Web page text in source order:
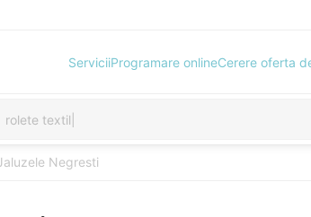
ServiciiProgramare onlineCerere oferta
Negresti